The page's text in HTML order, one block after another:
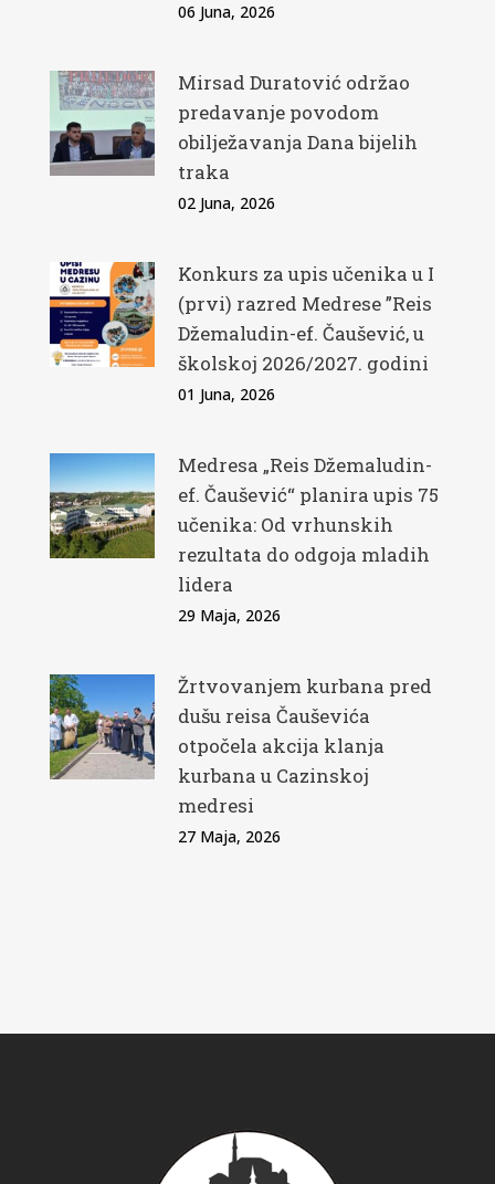
06 Juna, 2026
Mirsad Duratović održao
predavanje povodom
obilježavanja Dana bijelih
traka
02 Juna, 2026
Konkurs za upis učenika u I
(prvi) razred Medrese ”Reis
Džemaludin-ef. Čaušević, u
školskoj 2026/2027. godini
01 Juna, 2026
Medresa „Reis Džemaludin-
ef. Čaušević“ planira upis 75
učenika: Od vrhunskih
rezultata do odgoja mladih
lidera
29 Maja, 2026
Žrtvovanjem kurbana pred
dušu reisa Čauševića
otpočela akcija klanja
kurbana u Cazinskoj
medresi
27 Maja, 2026